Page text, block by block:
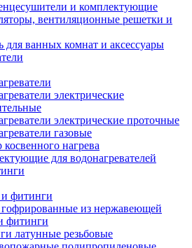
и комплектующие
вентиляционные решетки и
для ванных комнат и аксессуары
электрические
электрические проточные
газовые
косвенного нагрева
для водонагревателей
фитинги
из нержавеющей
фитинги
латунные резьбовые